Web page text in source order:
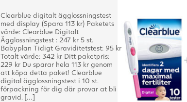
Clearblue digitalt ägglossningstest
med display (Spara 113 kr) Paketets
värde: Clearblue Digitalt
Ägglossningstest : 247 kr 5 st.
Babyplan Tidigt Graviditetstest: 95 kr
Totalt värde: 342 kr Ditt paketpris:
229 kr Du sparar hela 113 kr genom
att köpa detta paket! Clearblue
digital ägglossningstest i 10 st.
förpackning för dig där provar at bli
gravid. […]